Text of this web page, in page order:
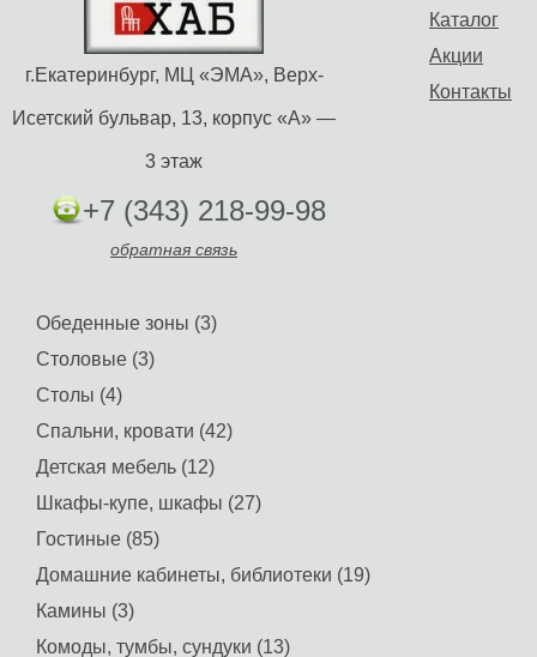
Каталог
Акции
Контакты
г.Екатеринбург, МЦ «ЭМА», Верх-
Исетский бульвар, 13, корпус «А» —
3 этаж
+7 (343) 218-99-98
обратная связь
Обеденные зоны (3)
Столовые (3)
Столы (4)
Спальни, кровати (42)
Детская мебель (12)
Шкафы-купе, шкафы (27)
Гостиные (85)
Домашние кабинеты, библиотеки (19)
Камины (3)
Комоды, тумбы, сундуки (13)